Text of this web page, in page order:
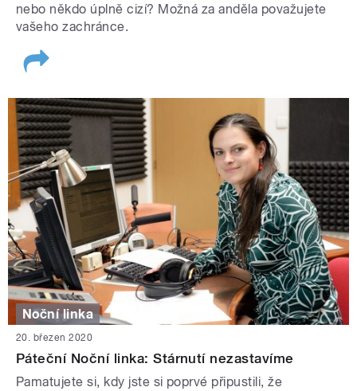
nebo někdo úplně cizí? Možná za anděla považujete
vašeho zachránce.
Noční linka
20. březen 2020
Páteční Noční linka: Stárnutí nezastavíme
Pamatujete si, kdy jste si poprvé připustili, že